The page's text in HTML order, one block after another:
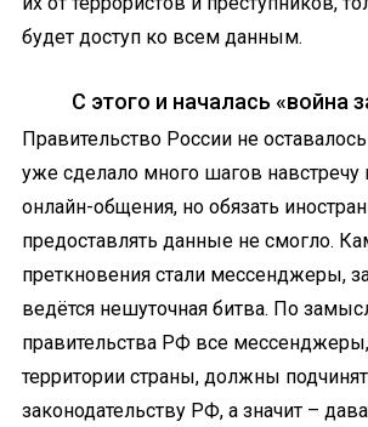
будет доступ ко всем данным.
С этого и началась «война
Правительство России не
уже сделало много шагов навстречу
онлайн-общения, но обязать
предоставлять данные не смогло.
преткновения стали мессенджеры,
ведётся нешуточная битва. По
правительства РФ все
территории страны, должны
законодательству РФ, а значит –